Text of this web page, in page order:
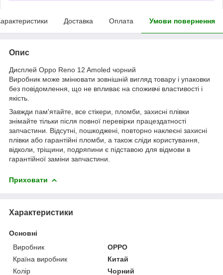
Доставка Оплата Умови повернення
Опис
Дисплей Oppo Reno 12 Amoled чорний
Виробник може змінювати зовнішній вигляд товару і упаковки
без повідомлення, що не впливає на споживчі властивості і
якість.
Завжди пам'ятайте, все стікери, пломби, захисні плівки
знімайте тільки після повної перевірки працездатності
запчастини. Відсутні, пошкоджені, повторно наклеєні захисні
плівки або гарантійні пломби, а також сліди користування,
відколи, тріщини, подряпини є підставою для відмови в
гарантійної заміни запчастини.
Приховати
Характеристики
Основні
Виробник
OPPO
Країна виробник
Китай
Колір
Чорний